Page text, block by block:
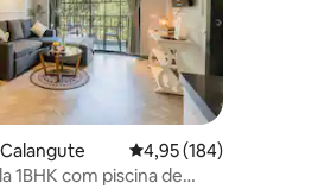
4,95 de uma avaliação
4,95 (184)
1BHK com piscina de